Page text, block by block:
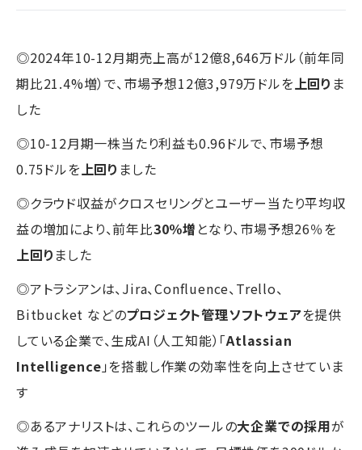
◎2024年10-12月期売上高が12億8,646万ドル（前年同
期比21.4%増）で、市場予想12億3,979万ドルを上回り ま
した
◎10-12月期一株当たり利益も0.96ドルで、市場予想
0.75ドルを上回り ました
◎クラウド収益がクロスセリングとユーザー当たり平均収
益の増加により、前年比30％増 となり、市場予想26％を
上回り ました
◎アトラシアンは、Jira、Confluence、Trello、
Bitbucket などのプロジェクト管理ソフトウェアを提供
している企業で、生成AI（人工知能）「Atlassian
Intelligence 」を搭載し作業の効率性を向上させていま
す
◎あるアナリストは、これらのツールの大企業での採用が